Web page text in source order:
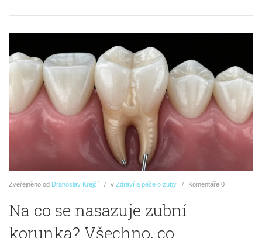
Zveřejněno od Drahoslav Krejčí v Zdraví a péče o zuby Komentáře 0
Na co se nasazuje zubní
korunka? Všechno, co